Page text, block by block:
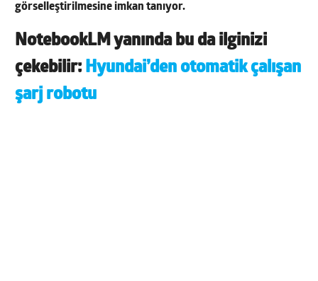
görselleştirilmesine imkan tanıyor.
NotebookLM yanında bu da ilginizi
çekebilir: Hyundai’den otomatik çalışan
şarj robotu